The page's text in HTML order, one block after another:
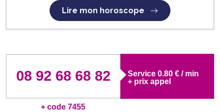
Lire mon horoscope
08 92 68 68 82
+ code 7455
Service 0.80 € / min
+ prix appel